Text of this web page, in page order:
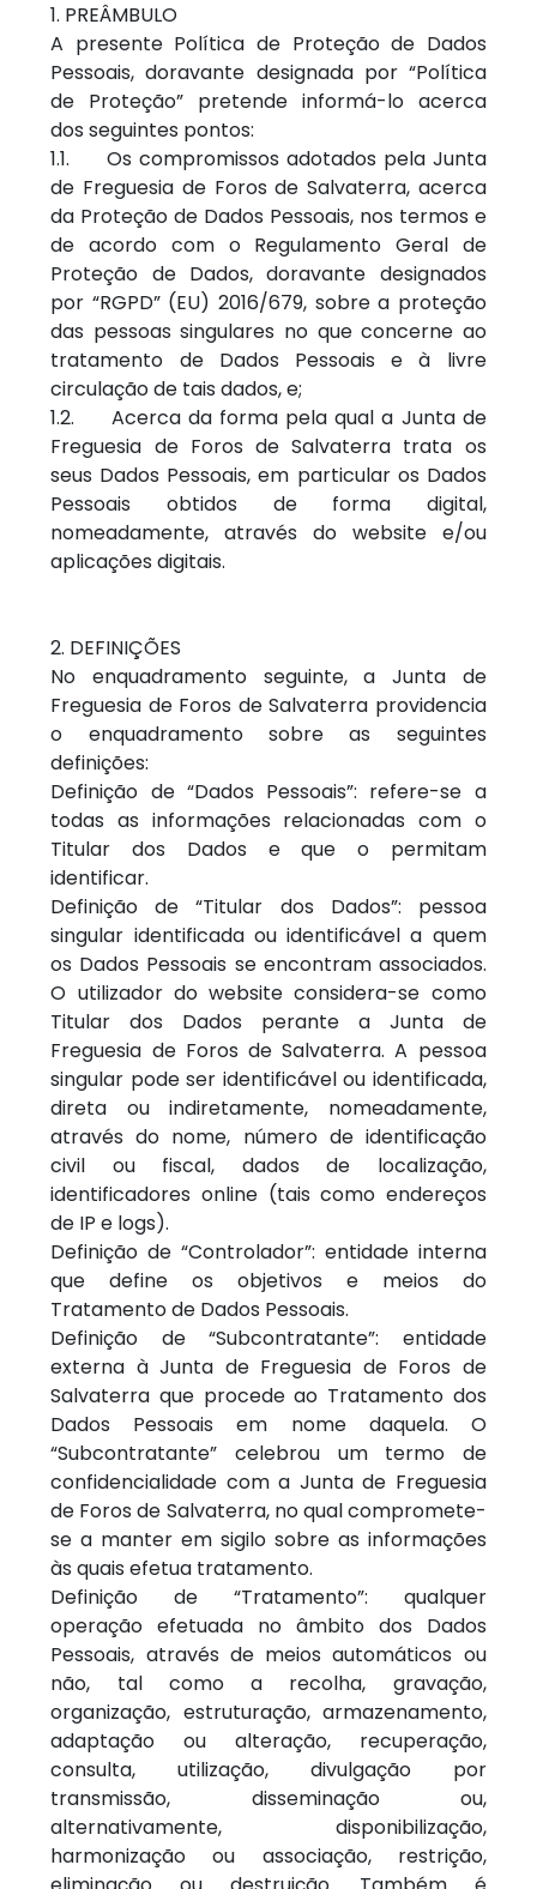
1. PREÂMBULO
A presente Política de Proteção de Dados
Pessoais, doravante designada por “Política
de Proteção” pretende informá-lo acerca
dos seguintes pontos:
1.1. Os compromissos adotados pela Junta
de Freguesia de Foros de Salvaterra, acerca
da Proteção de Dados Pessoais, nos termos e
de acordo com o Regulamento Geral de
Proteção de Dados, doravante designados
por “RGPD” (EU) 2016/679, sobre a proteção
das pessoas singulares no que concerne ao
tratamento de Dados Pessoais e à livre
circulação de tais dados, e;
1.2. Acerca da forma pela qual a Junta de
Freguesia de Foros de Salvaterra trata os
seus Dados Pessoais, em particular os Dados
Pessoais obtidos de forma digital,
nomeadamente, através do website e/ou
aplicações digitais.
2. DEFINIÇÕES
No enquadramento seguinte, a Junta de
Freguesia de Foros de Salvaterra providencia
o enquadramento sobre as seguintes
definições:
Definição de “Dados Pessoais”: refere-se a
todas as informações relacionadas com o
Titular dos Dados e que o permitam
identificar.
Definição de “Titular dos Dados”: pessoa
singular identificada ou identificável a quem
os Dados Pessoais se encontram associados.
O utilizador do website considera-se como
Titular dos Dados perante a Junta de
Freguesia de Foros de Salvaterra. A pessoa
singular pode ser identificável ou identificada,
direta ou indiretamente, nomeadamente,
através do nome, número de identificação
civil ou fiscal, dados de localização,
identificadores online (tais como endereços
de IP e logs).
Definição de “Controlador”: entidade interna
que define os objetivos e meios do
Tratamento de Dados Pessoais.
Definição de “Subcontratante”: entidade
externa à Junta de Freguesia de Foros de
Salvaterra que procede ao Tratamento dos
Dados Pessoais em nome daquela. O
“Subcontratante” celebrou um termo de
confidencialidade com a Junta de Freguesia
de Foros de Salvaterra, no qual compromete-
se a manter em sigilo sobre as informações
às quais efetua tratamento.
Definição de “Tratamento”: qualquer
operação efetuada no âmbito dos Dados
Pessoais, através de meios automáticos ou
não, tal como a recolha, gravação,
organização, estruturação, armazenamento,
adaptação ou alteração, recuperação,
consulta, utilização, divulgação por
transmissão, disseminação ou,
alternativamente, disponibilização,
harmonização ou associação, restrição,